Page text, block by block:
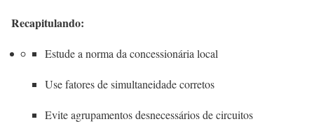
Recapitulando:
Estude a norma da concessionária local
Use fatores de simultaneidade corretos
Evite agrupamentos desnecessários de circuitos